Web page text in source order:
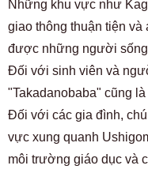
Những khu vực như
giao thông thuận tiện và
được những người
Đối với sinh viên và
"Takadanobaba" cũng
Đối với các gia đình,
vực xung quanh
môi trường giáo dục và